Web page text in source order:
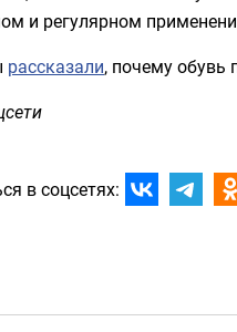
и регулярном
рассказали, почему обувь
в соцсетях: